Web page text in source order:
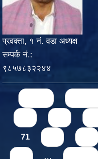
प्रवक्ता, १ नं. वडा अध्यक्ष
सम्पर्क नं.:
९८५७८३२२४४
Pages
71
…